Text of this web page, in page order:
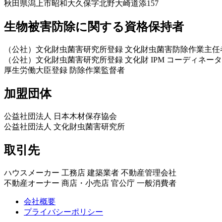
秋田県潟上市昭和大久保字北野大崎道添157
生物被害防除に関する資格保持者
（公社）文化財虫菌害研究所登録 文化財虫菌害防除作業主任
（公社）文化財虫菌害研究所登録 文化財 IPM コーディネータ
厚生労働大臣登録 防除作業監督者
加盟団体
公益社団法人 日本木材保存協会
公益社団法人 文化財虫菌害研究所
取引先
ハウスメーカー 工務店 建築業者 不動産管理会社
不動産オーナー 商店・小売店 官公庁 一般消費者
会社概要
プライバシーポリシー